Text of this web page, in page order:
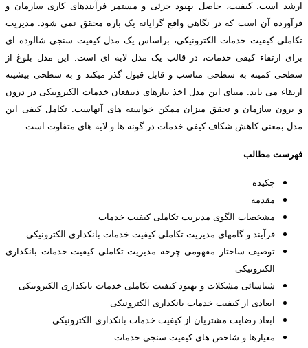
ارشد است. کیفیت، حاصل بهبود جزئی و مستمر فرآیندهای کاری سازمان و
فرآورده آن است که در نگاهی واقع گرایانه یک باره محقق نمی شود. مدیریت
تکاملی کیفیت خدمات الکترونیکی، براساس یک مدل کیفیت سنجی شالوده ای
برای ارتقاء کیفی خدمات، در قالب یک مدل لایه ای است. این مدل بلوغ از
سطحی کمینه به سطحی مناسب و قابل قبول گذر می‏کند و به سطحی بیشینه
ارتقاء می یابد. مبنای این مدل اخذ نیازهای ذینفعان خدمات الکترونیکی در درون
و برون سازمان و تحقق میزان ممکن خواسته های آنهاست. تکامل کیفی این
مدل بمعنی کاهش شکاف کیفی خدمات در گونه ها و لایه های متفاوت است.
فهرست مطالب
چکیده
مقدمه
مشخصات الگوی مدیریت تکاملی کیفیت خدمات
فرآیند و گامهای مدیریت تکاملی کیفیت خدمات بانکداری الکترونیکی
توصیف ساختار مفهومی چرخه مدیریت تکاملی کیفیت خدمات بانکداری
الکترونیکی
شناسائی مشکلات و بهبود کیفیت تکاملی خدمات بانکداری الکترونیکی
ابعادی از كيفيت خدمات بانکداری الکترونیکی
ابعاد رضايت مشتريان از کیفیت خدمات بانکداری الکترونیکی
معیارها و شاخص های کیفیت سنجی خدمات